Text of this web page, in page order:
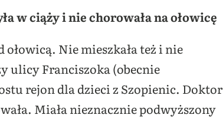
w ciąży i nie chorowała na ołowicę
Nie mieszkała też i nie
ulicy Franciszoka (obecnie
rejon dla dzieci z Szopienic. Doktor
Miała nieznacznie podwyższony